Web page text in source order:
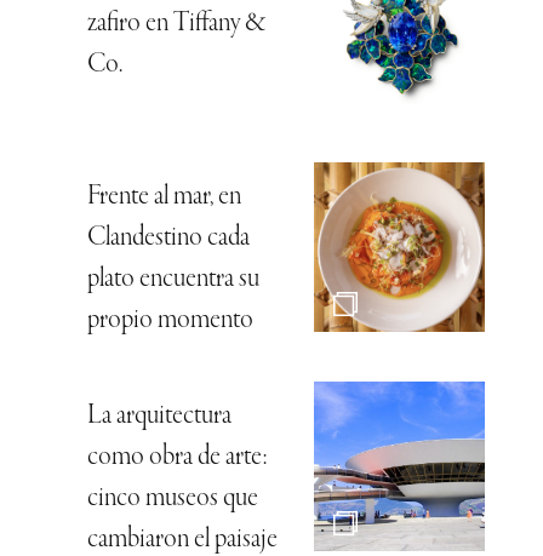
zafiro en Tiffany &
Co.
Frente al mar, en
Clandestino cada
plato encuentra su
propio momento
La arquitectura
como obra de arte:
cinco museos que
cambiaron el paisaje